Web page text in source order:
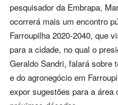
pesquisador da Embrapa,
ocorrerá mais um encontro
Farroupilha 2020-2040, que
para a cidade, no qual o
Geraldo Sandri, falará sobre
e do agronegócio em
expor sugestões para a área